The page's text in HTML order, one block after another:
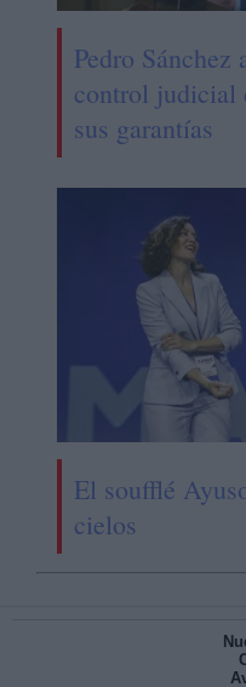
Pedro Sánchez
control judicial
sus garantías
El soufflé
cielos